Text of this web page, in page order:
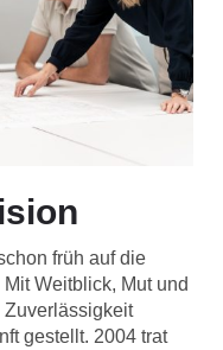
früh auf die
Weitblick, Mut und
Zuverlässigkeit
gestellt. 2004 trat